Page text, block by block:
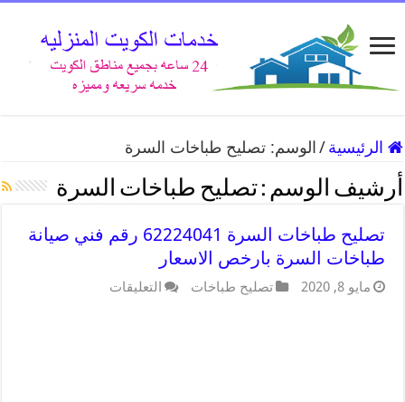
الرئيسية / الوسم:تصليح طباخات السرة
أرشيف الوسم :تصليح طباخات السرة
تصليح طباخات السرة 62224041 رقم فني صيانة
طباخات السرة بارخص الاسعار
مايو 8, 2020 تصليح طباخات التعليقات